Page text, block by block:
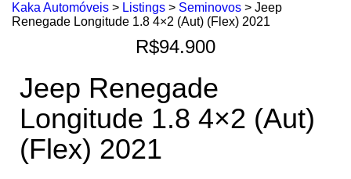
Kaka Automóveis > Listings > Seminovos > Jeep
Renegade Longitude 1.8 4×2 (Aut) (Flex) 2021
R$94.900
Jeep Renegade
Longitude 1.8 4×2 (Aut)
(Flex) 2021